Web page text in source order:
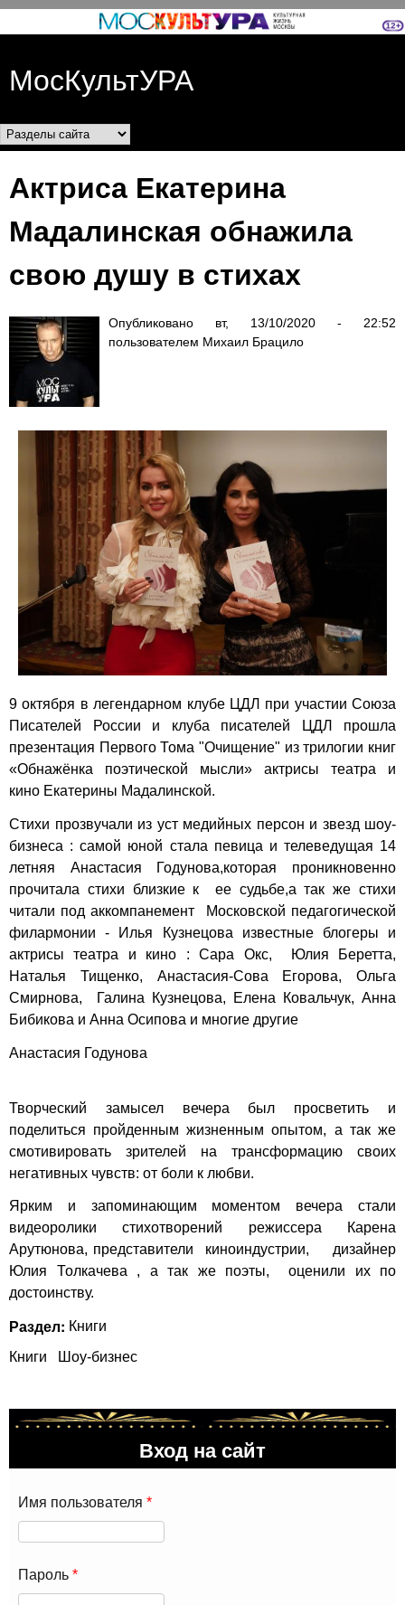
Перейти к основному
МосКультУРА
Разделы сайта
Актриса Екатерина
Мадалинская обнажила
свою душу в стихах
Опубликовано вт, 13/10/2020 - 22:52
пользователем Михаил Брацило
9 октября в легендарном клубе ЦДЛ при участии Союза
Писателей России и клуба писателей ЦДЛ прошла
презентация Первого Тома "Очищение" из трилогии книг
«Обнажёнка поэтической мысли» актрисы театра и
кино Екатерины Мадалинской.
Стихи прозвучали из уст медийных персон и звезд шоу-
бизнеса : самой юной стала певица и телеведущая 14
летняя Анастасия Годунова,которая проникновенно
прочитала стихи близкие к ее судьбе,а так же стихи
читали под аккомпанемент Московской педагогической
филармонии - Илья Кузнецова известные блогеры и
актрисы театра и кино : Сара Окс, Юлия Беретта,
Наталья Тищенко, Анастасия-Сова Егорова, Ольга
Смирнова, Галина Кузнецова, Елена Ковальчук, Анна
Бибикова и Анна Осипова и многие другие
Анастасия Годунова
Творческий замысел вечера был просветить и
поделиться пройденным жизненным опытом, а так же
смотивировать зрителей на трансформацию своих
негативных чувств: от боли к любви.
Ярким и запоминающим моментом вечера стали
видеоролики стихотворений режиссера Карена
Арутюнова, представители киноиндустрии, дизайнер
Юлия Толкачева , а так же поэты, оценили их по
достоинству.
Раздел: Книги
Книги
Шоу-бизнес
Вход на сайт
Имя пользователя *
Пароль *